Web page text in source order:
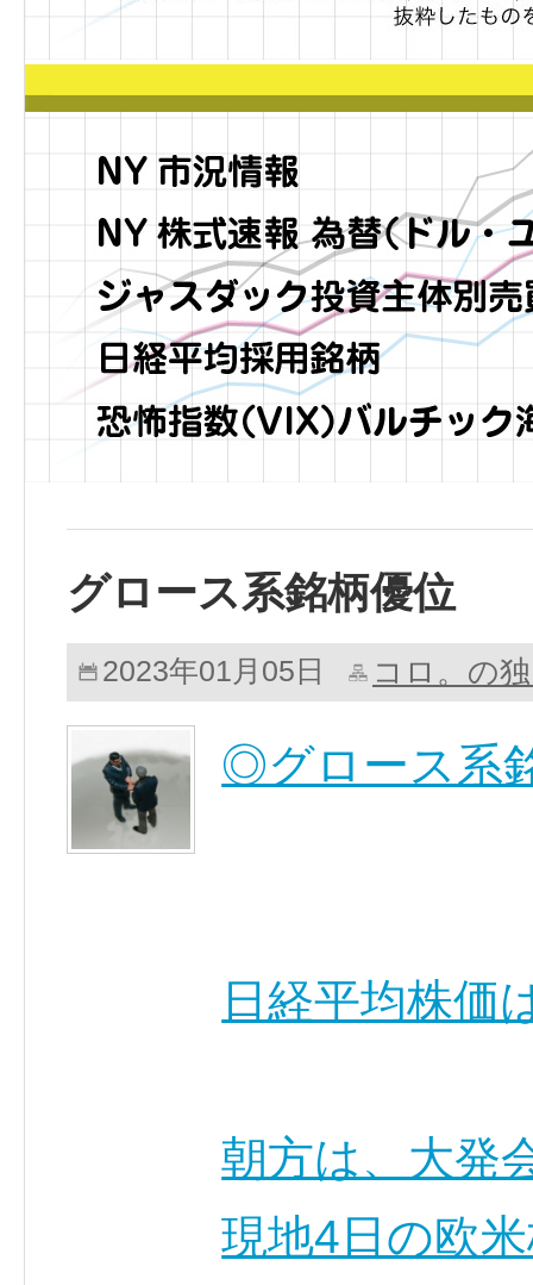
グロース系銘柄優位
2023年01月05日 コロ。の
◎グロース系
日経平均株価
朝方は、大発
現地4日の欧